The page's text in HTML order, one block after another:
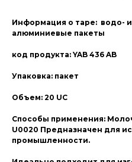
Информация о таре: водо-
алюминиевые пакеты
код продукта: YAB 436 AB
Упаковка: пакет
Объем: 20 UC
Способы применения:
U0020 Предназначен для
промышленности.